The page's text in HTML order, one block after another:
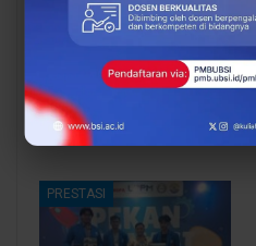
EXORA Antar Mahasiswa
UBSI Raih Bronze Medal
di Pekan Inovasi
Nasional 2026 Lewat…
PRESTASI